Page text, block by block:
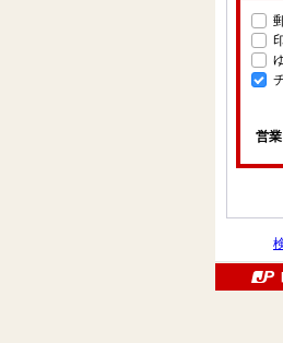
営業